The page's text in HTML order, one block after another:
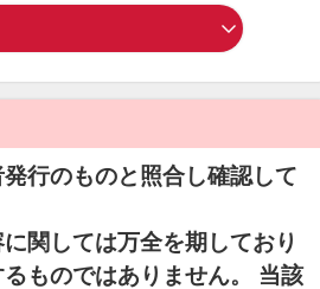
行のものと照合し確認して
関しては万全を期しており
ものではありません。 当該